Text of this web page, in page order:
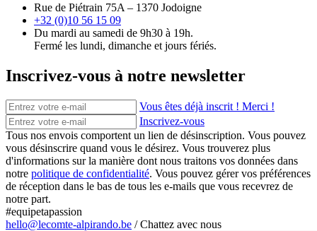
Rue de Piétrain 75A – 1370 Jodoigne
+32 (0)10 56 15 09
Du mardi au samedi de 9h30 à 19h.
Fermé les lundi, dimanche et jours fériés.
Inscrivez-vous à notre newsletter
Vous êtes déjà inscrit ! Merci !
Inscrivez-vous
Tous nos envois comportent un lien de désinscription. Vous pouvez
vous désinscrire quand vous le désirez. Vous trouverez plus
d'informations sur la manière dont nous traitons vos données dans
notre politique de confidentialité. Vous pouvez gérer vos préférences
de réception dans le bas de tous les e-mails que vous recevrez de
notre part.
#equipetapassion
hello@lecomte-alpirando.be /Chattez avec nous